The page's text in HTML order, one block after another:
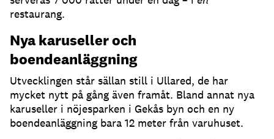
restaurang.
Nya karuseller och
boendeanläggning
Utvecklingen står sällan still i Ullared, de har
mycket nytt på gång även framåt. Bland annat nya
karuseller i nöjesparken i Gekås byn och en ny
boendeanläggning bara 12 meter från varuhuset.